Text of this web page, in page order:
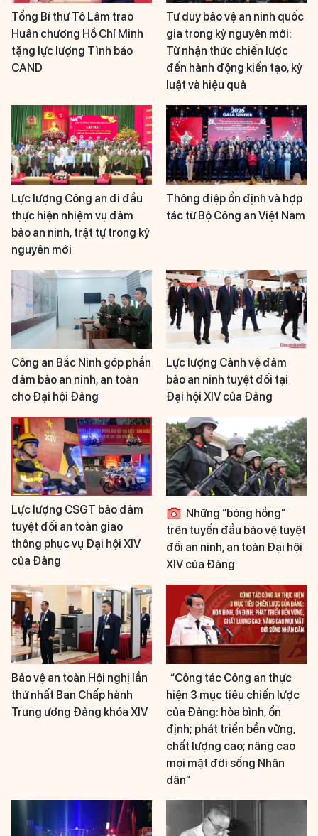
Tổng Bí thư Tô Lâm trao
Huân chương Hồ Chí Minh
tặng lực lượng Tình báo
CAND
Tư duy bảo vệ an ninh quốc
gia trong kỷ nguyên mới:
Từ nhận thức chiến lược
đến hành động kiến tạo, kỷ
luật và hiệu quả
Lực lượng Công an đi đầu
thực hiện nhiệm vụ đảm
bảo an ninh, trật tự trong kỷ
nguyên mới
Thông điệp ổn định và hợp
tác từ Bộ Công an Việt Nam
Công an Bắc Ninh góp phần
đảm bảo an ninh, an toàn
cho Đại hội Đảng
Lực lượng Cảnh vệ đảm
bảo an ninh tuyệt đối tại
Đại hội XIV của Đảng
Lực lượng CSGT bảo đảm
tuyệt đối an toàn giao
thông phục vụ Đại hội XIV
của Đảng
Những “bóng hồng”
trên tuyến đầu bảo vệ tuyệt
đối an ninh, an toàn Đại hội
XIV của Đảng
Bảo vệ an toàn Hội nghị lần
thứ nhất Ban Chấp hành
Trung ương Đảng khóa XIV
“Công tác Công an thực
hiện 3 mục tiêu chiến lược
của Đảng: hòa bình, ổn
định; phát triển bền vững,
chất lượng cao; nâng cao
mọi mặt đời sống Nhân
dân”